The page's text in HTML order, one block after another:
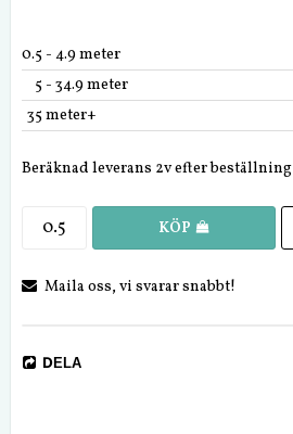
0.5 - 4.9 meter
5 - 34.9 meter
35 meter+
Beräknad leverans 2v efter beställning
KÖP
Maila oss, vi svarar snabbt!
DELA